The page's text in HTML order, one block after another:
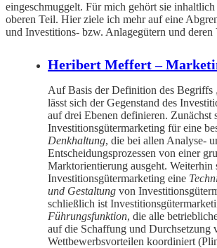
eingeschmuggelt. Für mich gehört sie
oberen Teil. Hier ziele ich mehr auf eine
und Investitions- bzw. Anlagegütern und deren
Heribert Meffert –
Auf Basis der Definition des Begriffs
lässt sich der Gegenstand des
auf drei Ebenen definieren. Zunächst
Investitionsgütermarketing für eine
Denkhaltung, die bei allen Analyse-
Entscheidungsprozessen von einer
Marktorientierung ausgeht. Weiterhin
Investitionsgütermarketing eine
und Gestaltung von
schließlich ist
Führungsfunktion, die alle
auf die Schaffung und Durchsetzung
Wettbewerbsvorteilen koordiniert